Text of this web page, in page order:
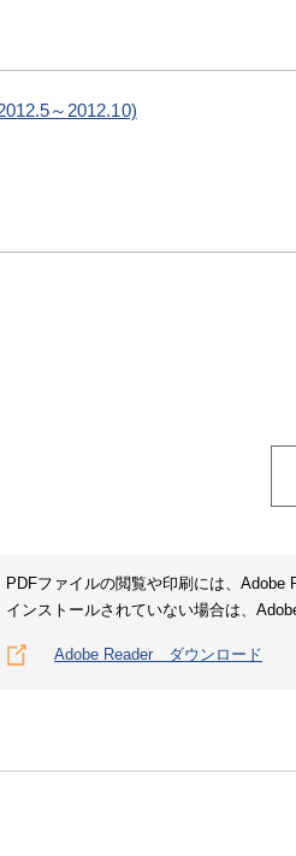
～2012.10)
PDFファイルの閲覧や印刷には、Adobe
インストールされていない場合は、
Adobe Reader ダウンロード